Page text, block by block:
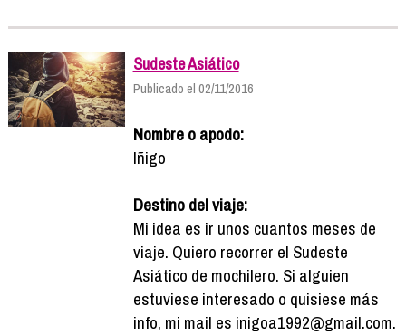
Sudeste Asiático
Publicado el 02/11/2016
Nombre o apodo:
Iñigo
Destino del viaje:
Mi idea es ir unos cuantos meses de
viaje. Quiero recorrer el Sudeste
Asiático de mochilero. Si alguien
estuviese interesado o quisiese más
info, mi mail es inigoa1992@gmail.com.